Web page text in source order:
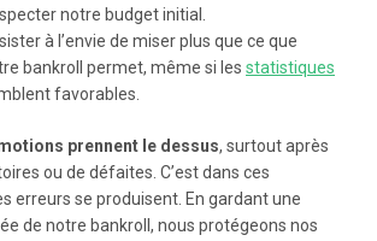
notre budget initial.
à l’envie de miser plus que ce que
bankroll permet, même si les statistiques
favorables.
prennent le dessus, surtout après
ou de défaites. C’est dans ces
erreurs se produisent. En gardant une
de notre bankroll, nous protégeons nos